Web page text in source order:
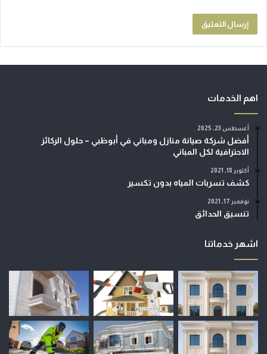
اهم الخدمات
أغسطس 23, 2025
أفضل شركة صيانة منازل ومباني في أبوظبي – حلول الركائز
الاحترافية لكل المباني
أكتوبر 18, 2021
كشف تسربات المياه بدون تكسير
نوفمبر 17, 2021
تنسيق الحدائق
اشهر خدماتنا